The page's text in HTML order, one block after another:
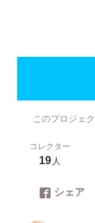
このプロジェ
コレクター
19人
シェア